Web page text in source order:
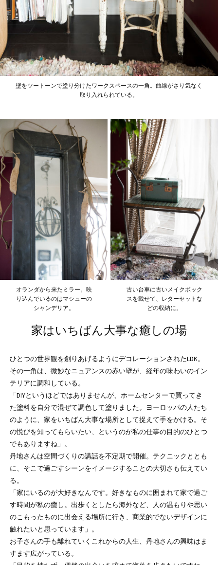
壁をツートーンで塗り分けたワークスペースの一角。曲線がさり気なく
取り入れられている。
オランダから来たミラー。映
り込んでいるのはマシューの
シャンデリア。
古い台車に古いメイクボック
スを載せて、レターセットな
どの収納に。
家はいちばん大事な癒しの場
ひとつの世界観を創りあげるようにデコレーションされたLDK。
その一角は、微妙なニュアンスの赤い壁が、経年の味わいのイン
テリアに調和している。
「DIYというほどではありませんが、ホームセンターで買ってき
た塗料を自分で混ぜて調色して塗りました。ヨーロッパの人たち
のように、家をいちばん大事な場所として捉えて手をかける。そ
の悦びを知ってもらいたい、というのが私の仕事の目的のひとつ
でもありますね」。
丹地さんは空間づくりの講話を不定期で開催。テクニックととも
に、そこで過ごすシーンをイメージすることの大切さも伝えてい
る。
「家にいるのが大好きなんです。好きなものに囲まれて家で過ご
す時間が私の癒し。出歩くとしたら海外など、人の温もりや思い
のこもったものに出会える場所に行き、商業的でないデザインに
触れたいと思っています」。
お子さんの手も離れていくこれからの人生、丹地さんの興味はま
すます広がっている。